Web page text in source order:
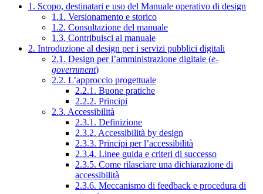
1. Scopo, destinatari e uso del Manuale operativo di design
1.1. Versionamento e storico
1.2. Consultazione del manuale
1.3. Contribuisci al manuale
2. Introduzione al design per i servizi pubblici digitali
2.1. Design per l’amministrazione digitale (e-
government)
2.2. L’approccio progettuale
2.2.1. Buone pratiche
2.2.2. Principi
2.3. Accessibilità
2.3.1. Definizione
2.3.2. Accessibilità by design
2.3.3. Principi per l’accessibilità
2.3.4. Linee guida e criteri di successo
2.3.5. Come rilasciare una dichiarazione di
accessibilità
2.3.6. Meccanismo di feedback e procedura di